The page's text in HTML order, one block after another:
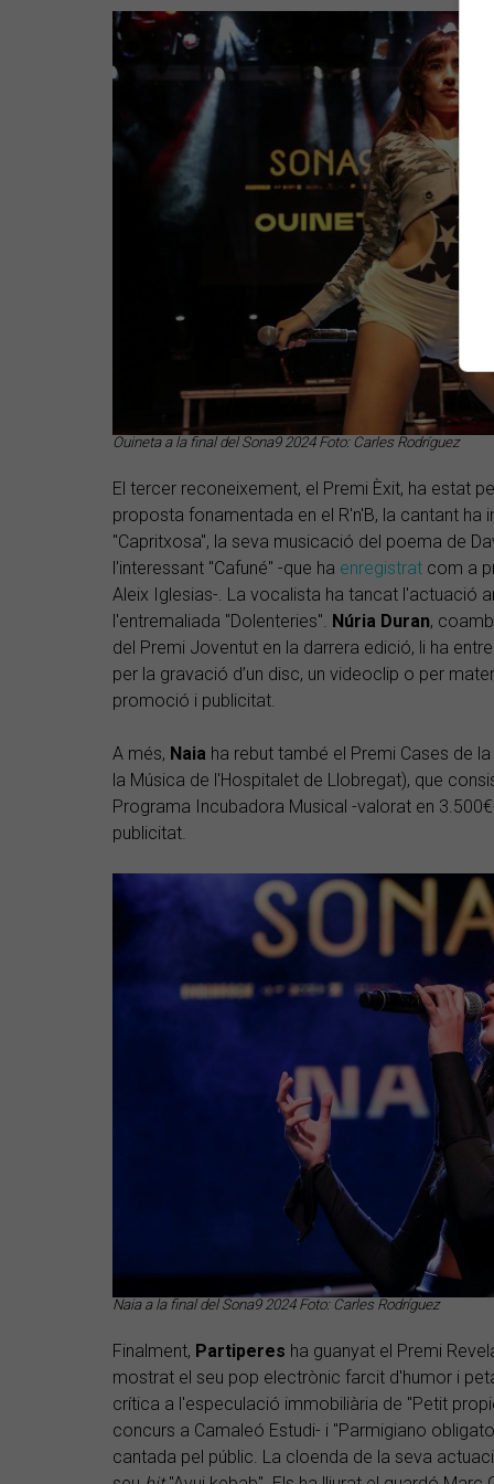
Ouineta a la final del Sona9 2024 Foto: Carles Rodríguez
El tercer reconeixement, el Premi Èxit, ha estat
proposta fonamentada en el R'n'B, la cantant
"Capritxosa", la seva musicació del poema de
l'interessant "Cafuné" -que ha enregistrat com a
Aleix Iglesias-. La vocalista ha tancat l'actuació
l'entremaliada "Dolenteries". Núria Duran,
del Premi Joventut en la darrera edició, li ha
per la gravació d’un disc, un videoclip o per
promoció i publicitat.
A més, Naia ha rebut també el Premi Cases de
la Música de l'Hospitalet de Llobregat), que
Programa Incubadora Musical -valorat en
publicitat.
Naia a la final del Sona9 2024 Foto: Carles Rodríguez
Finalment, Partiperes ha guanyat el Premi
mostrat el seu pop electrònic farcit d'humor i
crítica a l'especulació immobiliària de "Petit
concurs a Camaleó Estudi- i "Parmigiano
cantada pel públic. La cloenda de la seva